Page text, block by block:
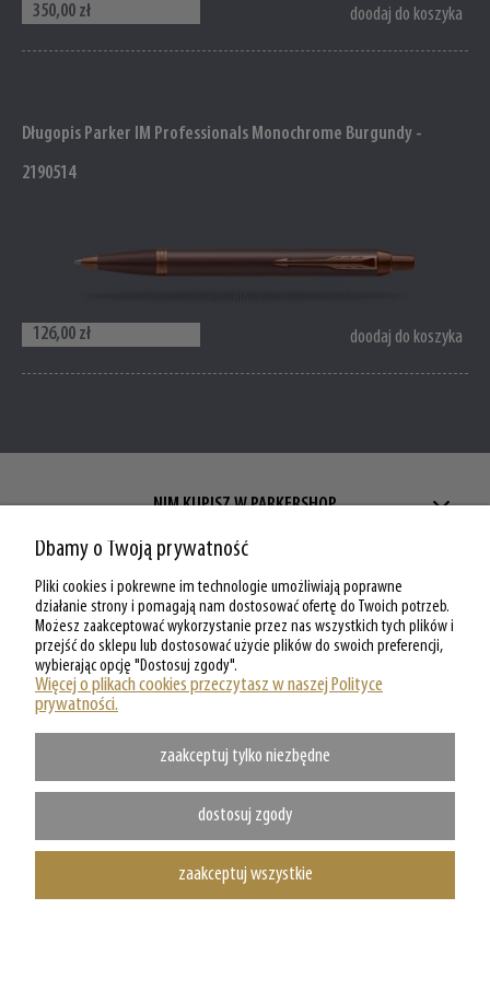
350,00 zł doodaj do koszyka
Długopis Parker IM Professionals Monochrome Burgundy -
2190514
126,00 zł doodaj do koszyka
NIM KUPISZ W PARKERSHOP
ZAKUPY W PARKERSHOP
MOJE KONTO W PARKERSHOP
O PARKERSHOP
Dbamy o Twoją prywatność
Pliki cookies i pokrewne im technologie umożliwiają poprawne
działanie strony i pomagają nam dostosować ofertę do Twoich potrzeb.
Możesz zaakceptować wykorzystanie przez nas wszystkich tych plików i
przejść do sklepu lub dostosować użycie plików do swoich preferencji,
wybierając opcję "Dostosuj zgody".
Więcej o plikach cookies przeczytasz w naszej Polityce
prywatności.
zaakceptuj tylko niezbędne
dostosuj zgody
zaakceptuj wszystkie